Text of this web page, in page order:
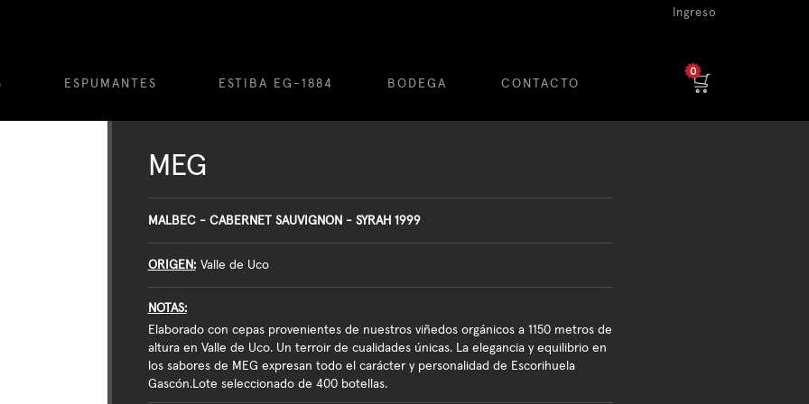
Ingreso
ESPUMANTES ESTIBA EG-1884 BODEGA CONTACTO
0
MEG
MALBEC - CABERNET SAUVIGNON - SYRAH 1999
ORIGEN Valle de Uco
NOTAS
Elaborado con cepas provenientes de nuestros viñedos orgánicos a 1150 metros de
altura en Valle de Uco. Un terroir de cualidades únicas. La elegancia y equilibrio en
los sabores de MEG expresan todo el carácter y personalidad de Escorihuela
Gascón.Lote seleccionado de 400 botellas.